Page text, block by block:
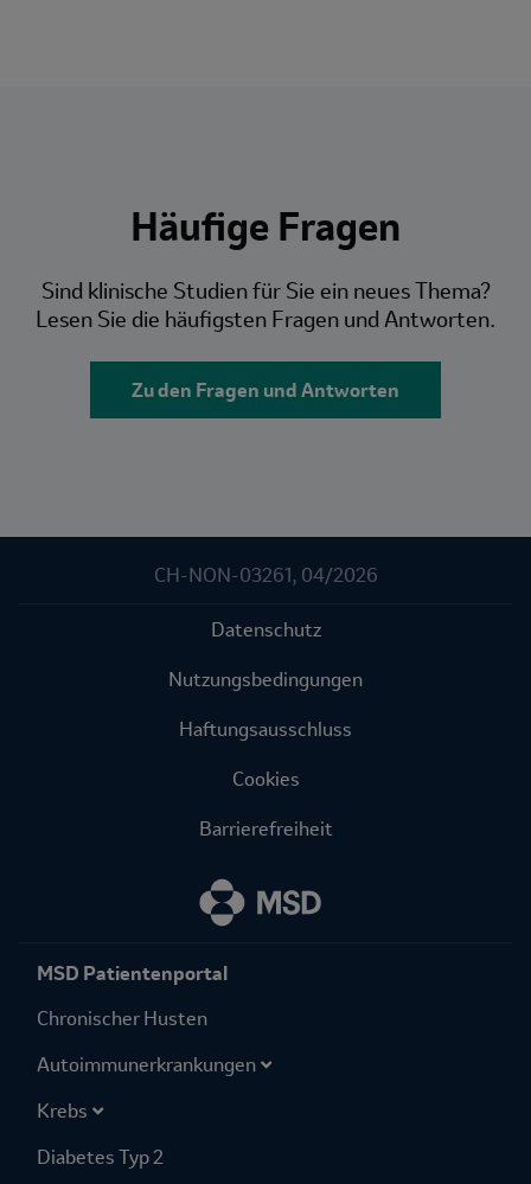
Häufige Fragen
Description
Sind klinische Studien für Sie ein neues Thema?
Lesen Sie die häufigsten Fragen und Antworten.
Zu den Fragen und Antworten
Datenschutz
Nutzungsbedingungen
Haftungsausschluss
Cookies
Barrierefreiheit
CH-NON-03261, 04/2026
MSD Patientenportal
Chronischer Husten
Autoimmuner­krankungen
Krebs
Diabetes Typ 2